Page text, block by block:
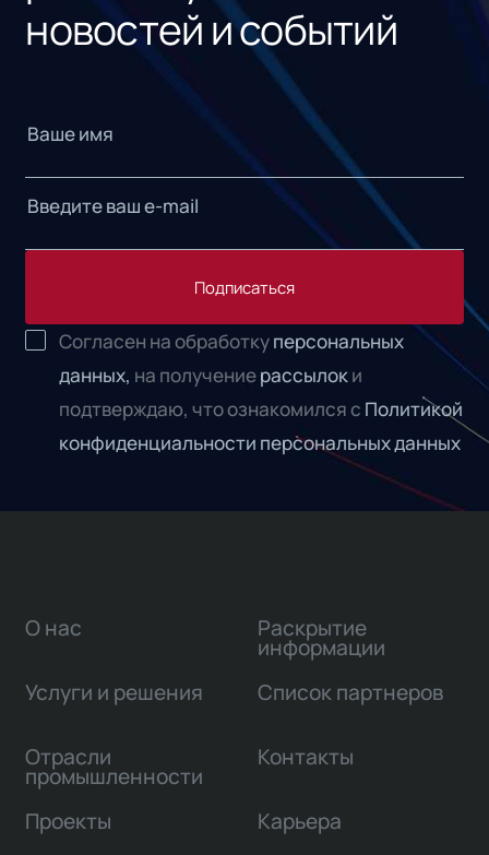
новостей и событий
Подписаться
Согласен на обработкуперсональных
данных, на получениерассылоки
подтверждаю, что ознакомился с Политикой
конфиденциальности персональных данных
О нас
Услуги и решения
Отрасли
промышленности
Проекты
Раскрытие
информации
Список партнеров
Контакты
Карьера